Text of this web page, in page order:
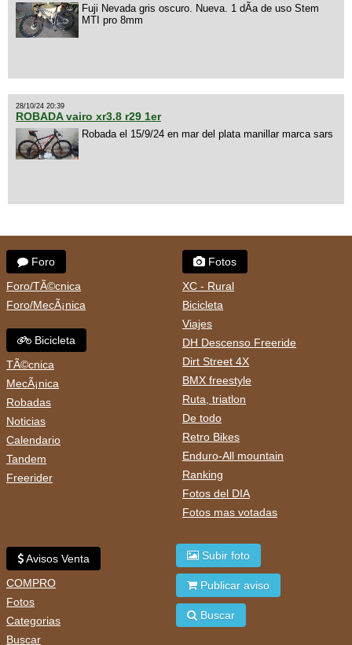
Fuji Nevada gris oscuro. Nueva. 1 dÃ­a de uso Stem
MTI pro 8mm
28/10/24 20:39
ROBADA vairo xr3.8 r29 1er
Robada el 15/9/24 en mar del plata manillar marca sars
Foro
Foro/TÃ©cnica
Foro/MecÃ¡nica
Bicicleta
TÃ©cnica
MecÃ¡nica
Robadas
Noticias
Calendario
Tandem
Freerider
Fotos
XC - Rural
Bicicleta
Viajes
DH Descenso Freeride
Dirt Street 4X
BMX freestyle
Ruta, triatlon
De todo
Retro Bikes
Enduro-All mountain
Ranking
Fotos del DIA
Fotos mas votadas
Avisos Venta
COMPRO
Fotos
Categorias
Buscar
Subir foto
Publicar aviso
Buscar